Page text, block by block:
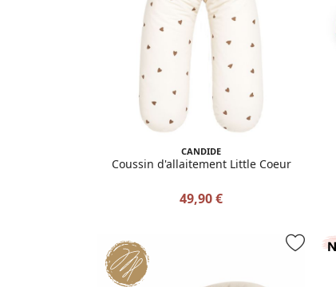
CANDIDE
Coussin d'allaitement Little Coeur
49,90 €